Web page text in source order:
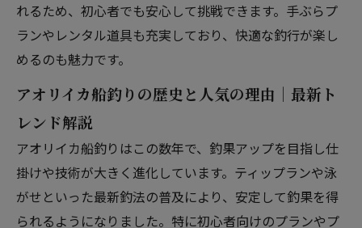
れるため、初心者でも安心して挑戦できます。手ぶらプ
ランやレンタル道具も充実しており、快適な釣行が楽し
めるのも魅力です。
アオリイカ船釣りの歴史と人気の理由｜最新ト
レンド解説
アオリイカ船釣りはこの数年で、釣果アップを目指し仕
掛けや技術が大きく進化しています。ティップランや泳
がせといった最新釣法の普及により、安定して釣果を得
られるようになりました。特に初心者向けのプランやプ